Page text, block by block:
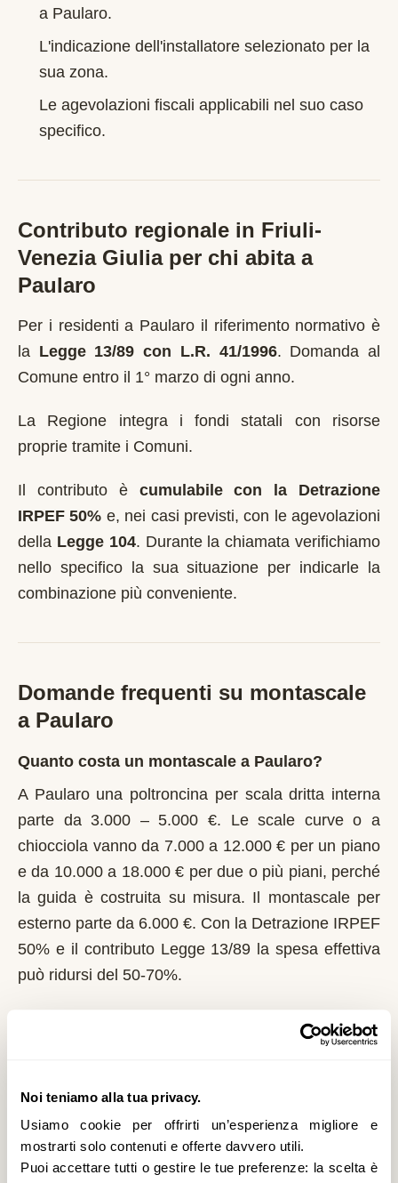
Noi teniamo alla tua privacy.
Usiamo cookie per offrirti un’esperienza migliore e
mostrarti solo contenuti e offerte davvero utili.
Puoi accettare tutti o gestire le tue preferenze: la scelta è
a Paularo.
L'indicazione dell'installatore selezionato per la
sua zona.
Le agevolazioni fiscali applicabili nel suo caso
specifico.
Contributo regionale in Friuli-
Venezia Giuliaper chi abita a
Paularo
Per i residenti a Paularo il riferimento normativo è
la Legge 13/89 con L.R. 41/1996. Domanda al
Comune entro il 1° marzo di ogni anno.
La Regione integra i fondi statali con risorse
proprie tramite i Comuni.
Il contributo è cumulabile con la Detrazione
IRPEF 50% e, nei casi previsti, con le agevolazioni
della Legge 104. Durante la chiamata verifichiamo
nello specifico la sua situazione per indicarle la
combinazione più conveniente.
Domande frequenti su montascale
a Paularo
Quanto costa un montascale a Paularo?
A Paularo una poltroncina per scala dritta interna
parte da 3.000 – 5.000 €. Le scale curve o a
chiocciola vanno da 7.000 a 12.000 € per un piano
e da 10.000 a 18.000 € per due o più piani, perché
la guida è costruita su misura. Il montascale per
esterno parte da 6.000 €. Con la Detrazione IRPEF
50% e il contributo Legge 13/89 la spesa effettiva
può ridursi del 50-70%.
Chi può richiedere il contributo regionale a
Legge 13/89 con L.R. 41/1996. Domanda al
Comune entro il 1° marzo di ogni anno. La
Regione integra i fondi statali con risorse proprie